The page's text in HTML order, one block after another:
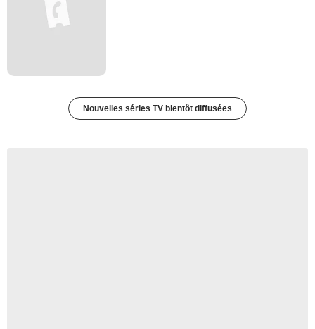
Nouvelles séries TV bientôt diffusées